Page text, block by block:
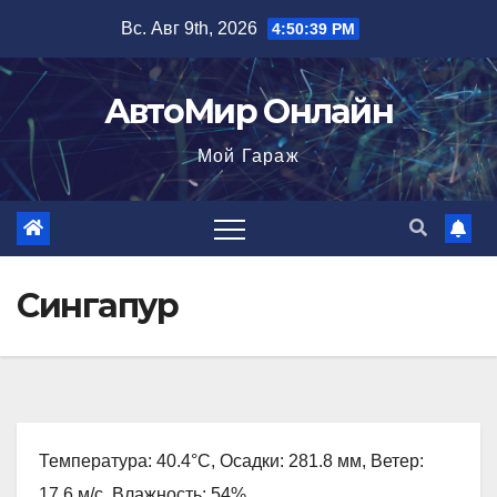
содержимому
Вс. Авг 9th, 2026 4:50:40 PM
АвтоМир Онлайн
Мой Гараж
Сингапур
Температура: 40.4°C, Осадки: 281.8 мм, Ветер: